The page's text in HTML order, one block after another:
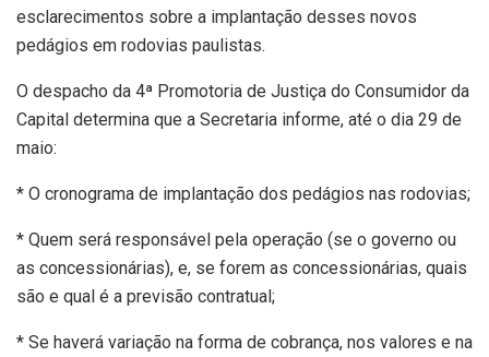
esclarecimentos sobre a implantação desses novos
pedágios em rodovias paulistas.
O despacho da 4ª Promotoria de Justiça do Consumidor da
Capital determina que a Secretaria informe, até o dia 29 de
maio:
* O cronograma de implantação dos pedágios nas rodovias;
* Quem será responsável pela operação (se o governo ou
as concessionárias), e, se forem as concessionárias, quais
são e qual é a previsão contratual;
* Se haverá variação na forma de cobrança, nos valores e na